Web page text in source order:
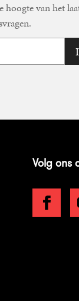
van het
Volg ons